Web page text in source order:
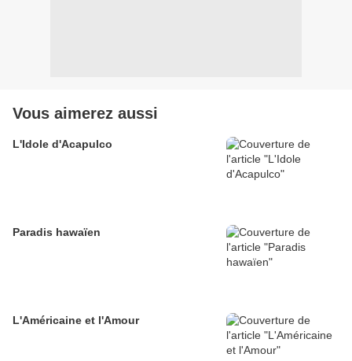
Vous aimerez aussi
L'Idole d'Acapulco
Paradis hawaïen
L'Américaine et l'Amour